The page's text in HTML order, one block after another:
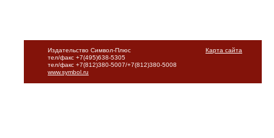
Карта сайта
Издательство Символ-Плюс
тел/факс +7(495)638-5305
тел/факс +7(812)380-5007/+7(812)380-5008
www.symbol.ru